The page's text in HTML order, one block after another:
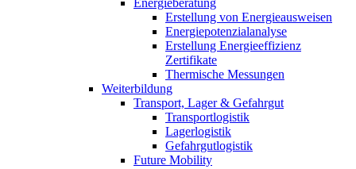
Erstellung von Energieausweisen
Energiepotenzialanalyse
Erstellung Energieeffizienz
Zertifikate
Thermische Messungen
Weiterbildung
Transport, Lager & Gefahrgut
Transportlogistik
Lagerlogistik
Gefahrgutlogistik
Future Mobility